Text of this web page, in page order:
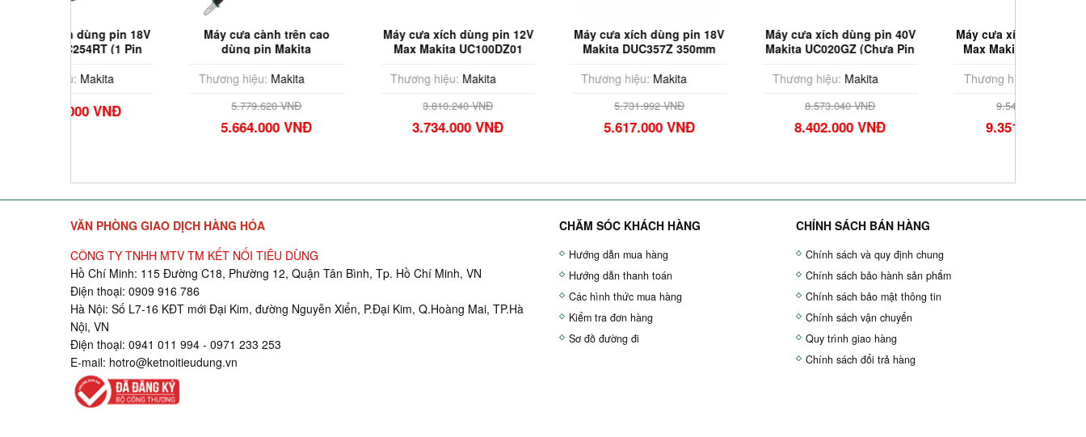
Máy cưa cành trên cao
dùng pin Makita
Thương hiệu:
Makita
Máy cưa xích dùng pin 12V
Max Makita UC100DZ01
Thương hiệu:
Makita
3.734.000 VNĐ
Máy cưa xích dùng pin 18V
Makita DUC357Z 350mm
Thương hiệu:
Makita
5.617.000 VNĐ
Máy cưa xích dùng pin 40V
Makita UC020GZ (Chưa Pin
Thương hiệu:
Makita
8.402.000 VNĐ
Máy cưa xích dùng pin 40V
Max Makita UC016GZ 16'
Thương hiệu:
9.351.000 VNĐ
VĂN PHÒNG GIAO DỊCH HÀNG HÓA
CÔNG TY TNHH MTV TM KẾT NỐI TIÊU DÙNG
Hồ Chí Minh: 115 Đường C18, Phường 12, Quận Tân Bình, Tp. Hồ Chí Minh, VN
Điện thoại: 0909 916 786
Hà Nội: Số L7-16 KĐT mới Đại Kim, đường Nguyễn Xiển, P.Đại Kim, Q.Hoàng Mai, TP.Hà
Nội, VN
Điện thoại: 0941 011 994 - 0971 233 253
E-mail: hotro@ketnoitieudung.vn
CHĂM SÓC KHÁCH HÀNG
Hướng dẫn mua hàng
Hướng dẫn thanh toán
Các hình thức mua hàng
Kiểm tra đơn hàng
Sơ đồ đường đi
CHÍNH SÁCH BÁN HÀNG
Chính sách và quy định chung
Chính sách bảo hành sản phẩm
Chính sách bảo mật thông tin
Chính sách vận chuyển
Quy trình giao hàng
Chính sách đổi trả hàng